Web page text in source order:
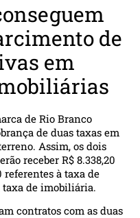
de
em
de Rio Branco
de duas taxas em
Assim, os dois
receber R$ 8.338,20
referentes à taxa de
taxa de imobiliária.
contratos com as duas